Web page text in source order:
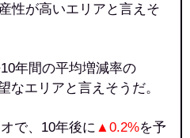
性が高いエリアと言えそ
年間の平均増減率の
なエリアと言えそうだ。
で、10年後に▲0.2%を予